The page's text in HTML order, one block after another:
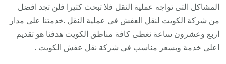
المشاكل التى تواجه عملية النقل فلا تبحث كثيرا فلن تجد افضل
من شركة الكويت لنقل العفش فى عملية النقل .خدمتنا على مدار
اربع وعشرون ساعة نغطى كافة مناطق الكويت هدفنا هو تقديم
اعلى خدمة وبسعر مناسب في شركة نقل عفش الكويت .